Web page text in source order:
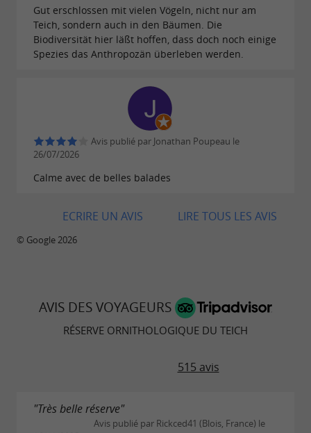
Réservation obligatoire au 05 24 73 37 33
Juillet et Août : Visites en soirée, à partir
de 20h
Tarifs : 18.00€ par adulte / 12.00€ par enfant /
54.00€ par famille (2A + 2E)
Réservation obligatoire au
https://www.reserve-ornithologique-du-
Gut erschlossen mit vielen Vögeln, nicht nur am
Teich, sondern auch in den Bäumen. Die
Biodiversität hier läßt hoffen, dass doch noch einige
Spezies das Anthropozän überleben werden.
Avis publié par Jonathan Poupeau le
26/07/2026
Calme avec de belles balades
LIRE TOUS LES AVIS
ECRIRE UN AVIS
© Google 2026
AVIS DES VOYAGEURS
RÉSERVE ORNI­THOLOGIQUE DU TEICH
515 avis
"Très belle réserve"
Avis publié par Rickced41 (Blois, France) le